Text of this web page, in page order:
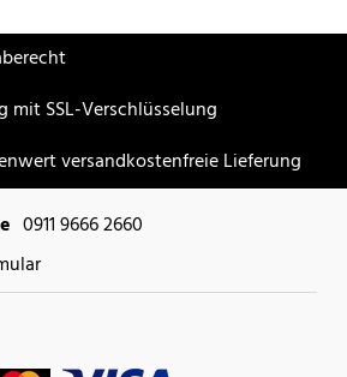
mit SSL-Verschlüsselung
versandkostenfreie Lieferung
0911 9666 2660